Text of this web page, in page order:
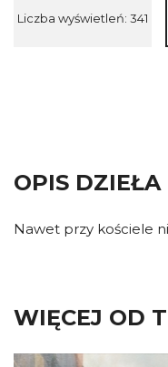
Liczba wyświetleń: 341
OPIS DZIEŁA
Nawet przy kościele
WIĘCEJ OD